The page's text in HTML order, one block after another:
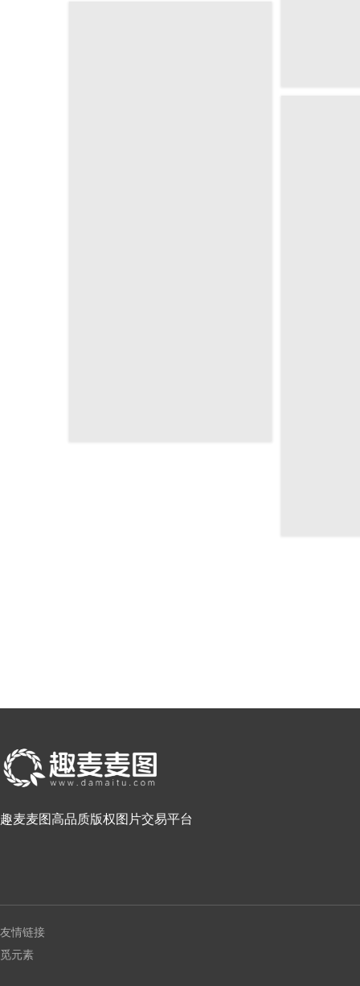
趣麦麦图高品质版权图片交易平台
友情链接
觅元素